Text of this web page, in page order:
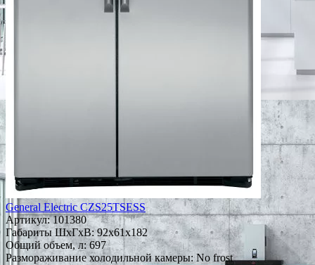
General Electric CZS25TSESS
Артикул:101380
Габариты ШxГxВ: 92x61x182
Общий объем, л: 697
Размораживание холодильной камеры: No frost